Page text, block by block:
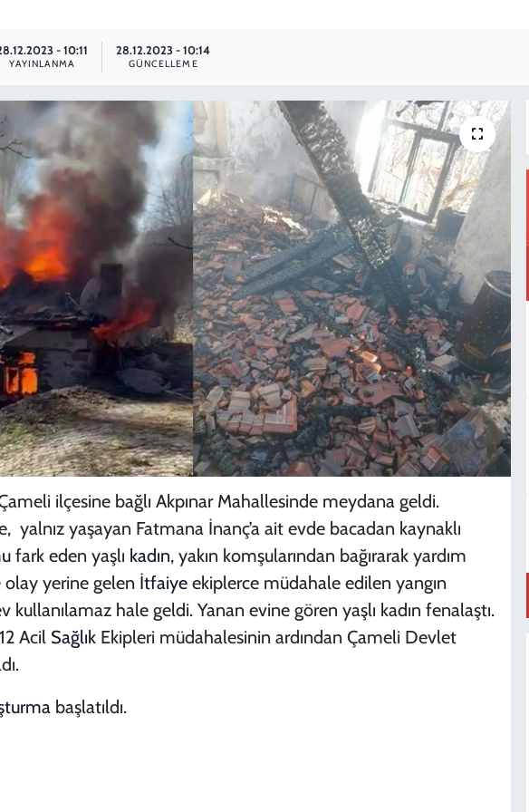
- 10:11
YAYINLANMA
28.12.2023 - 10:14
GÜNCELLEME
ilçesine bağlı Akpınar Mahallesinde meydana geldi.
yalnız yaşayan Fatmana İnanç’a ait evde bacadan kaynaklı
fark eden yaşlı kadın, yakın komşularından bağırarak yardım
olay yerine gelen İtfaiyeekiplerce müdahale edilen yangın
kullanılamaz hale geldi. Yanan evine gören yaşlı kadın fenalaştı.
Acil SağlıkEkipleri müdahalesinin ardından Çameli Devlet
başlatıldı.